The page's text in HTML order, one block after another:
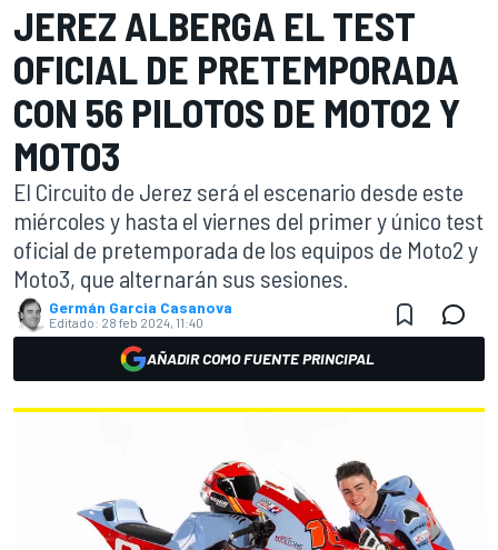
JEREZ ALBERGA EL TEST
OFICIAL DE PRETEMPORADA
CON 56 PILOTOS DE MOTO2 Y
MOTO3
El Circuito de Jerez será el escenario desde este
miércoles y hasta el viernes del primer y único test
oficial de pretemporada de los equipos de Moto2 y
Moto3, que alternarán sus sesiones.
Germán Garcia Casanova
Editado: 28 feb 2024, 11:40
AÑADIR COMO FUENTE PRINCIPAL